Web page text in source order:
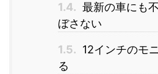
1.4. 最新の車にも
ぼさない
1.5. 12インチのモ
る